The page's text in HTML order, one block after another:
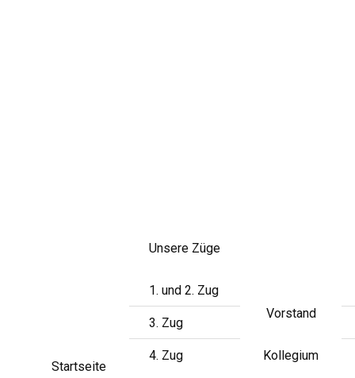
Startseite
Unsere Züge
1. und 2. Zug
3. Zug
4. Zug
Vorstand
Kollegium